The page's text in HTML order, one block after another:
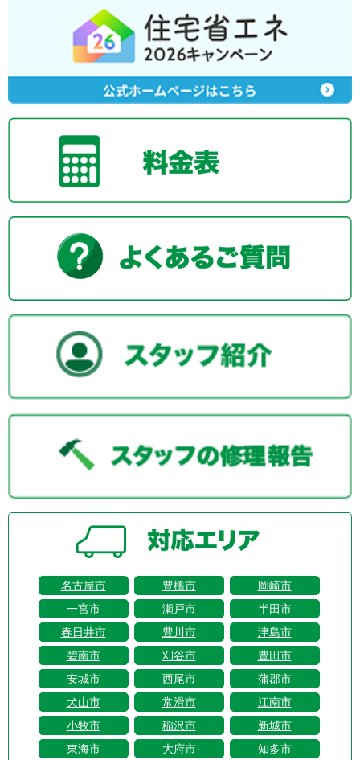
名古屋市 豊橋市
岡崎市
一宮市
瀬戸市
半田市
春日井市
豊川市
津島市
碧南市
刈谷市
豊田市
安城市
西尾市
蒲郡市
犬山市
常滑市
江南市
小牧市
稲沢市
新城市
東海市
大府市
知多市